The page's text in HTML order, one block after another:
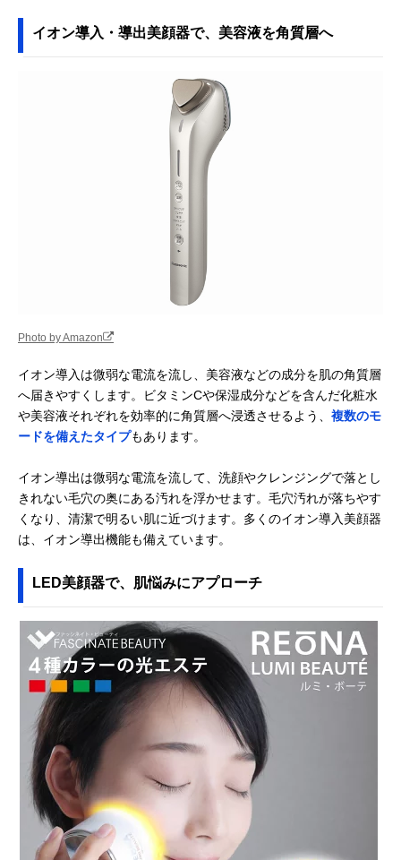
イオン導入・導出美顔器で、美容液を角質層へ
Photo by Amazon
イオン導入は微弱な電流を流し、美容液などの成分を肌の角質層
へ届きやすくします。ビタミンCや保湿成分などを含んだ化粧水
や美容液それぞれを効率的に角質層へ浸透させるよう、 複数のモ
ードを備えたタイプもあります。
イオン導出は微弱な電流を流して、洗顔やクレンジングで落とし
きれない毛穴の奥にある汚れを浮かせます。毛穴汚れが落ちやす
くなり、清潔で明るい肌に近づけます。多くのイオン導入美顔器
は、イオン導出機能も備えています。
LED美顔器で、肌悩みにアプローチ